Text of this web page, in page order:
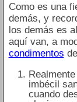
Como es una
demás, y
los demás es
aquí van, a
condimentos
imbécil
cuando